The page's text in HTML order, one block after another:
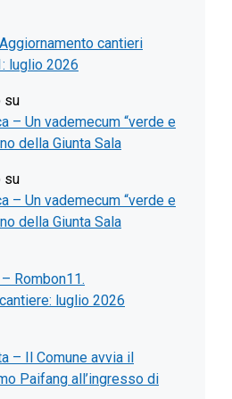
cantieri
luglio 2026
su
– Un vademecum “verde e
della Giunta Sala
su
– Un vademecum “verde e
della Giunta Sala
Rombon11.
luglio 2026
– Il Comune avvia il
Paifang all’ingresso di